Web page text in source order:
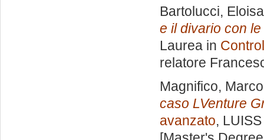
Bartolucci, Eloisa
e il divario con
Laurea in
relatore
Magnifico, Marco
caso LVenture
avanzato,